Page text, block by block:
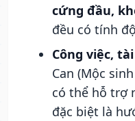
cứng đầu,
đều có tính
Công việc,
Can (Mộc
có thể hỗ trợ
đặc biệt là